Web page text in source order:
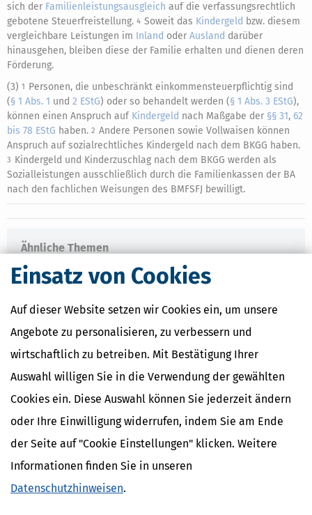
Einsatz von Cookies
Auf dieser Website setzen wir Cookies ein, um unsere
Angebote zu personalisieren, zu verbessern und
wirtschaftlich zu betreiben. Mit Bestätigung Ihrer
Auswahl willigen Sie in die Verwendung der gewählten
Cookies ein. Diese Auswahl können Sie jederzeit ändern
oder Ihre Einwilligung widerrufen, indem Sie am Ende
der Seite auf "Cookie Einstellungen" klicken. Weitere
Informationen finden Sie in unseren
Datenschutzhinweisen.
sich der Familienleistungsausgleich auf die verfassungsrechtlich
gebotene Steuerfreistellung. 4 Soweit das Kindergeld bzw. diesem
vergleichbare Leistungen im Inland oder Ausland darüber
hinausgehen, bleiben diese der Familie erhalten und dienen deren
Förderung.
(3) 1 Personen, die unbeschränkt einkommensteuerpflichtig sind
(§ 1 Abs. 1 und 2 EStG) oder so behandelt werden (§ 1 Abs. 3 EStG),
können einen Anspruch auf Kindergeld nach Maßgabe der §§ 31, 62
bis 78 EStG haben. 2 Andere Personen sowie Vollwaisen können
Anspruch auf sozialrechtliches Kindergeld nach dem BKGG haben.
3 Kindergeld und Kinderzuschlag nach dem BKGG werden als
Sozialleistungen ausschließlich durch die Familienkassen der BA
nach den fachlichen Weisungen des BMFSFJ bewilligt.
Ähnliche Themen
Eltern, Familie & Ehe
Krankheit, Betreuung & Pflege
Verwandte Lexikon-Begriffe
Care Arbeit
ElterngeldPlus
Kindesunterhalt
Auslandskinder